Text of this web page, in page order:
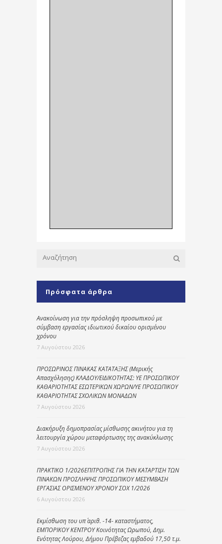
Πρόσφατα άρθρα
Ανακοίνωση για την πρόσληψη προσωπικού με
σύμβαση εργασίας ιδιωτικού δικαίου ορισμένου
χρόνου
7 Αυγούστου 2026
ΠΡΟΣΩΡΙΝΟΣ ΠΙΝΑΚΑΣ ΚΑΤΑΤΑΞΗΣ (Μερικής
Απασχόλησης) ΚΛΑΔΟΥ/ΕΙΔΙΚΟΤΗΤΑΣ: ΥΕ ΠΡΟΣΩΠΙΚΟΥ
ΚΑΘΑΡΙΟΤΗΤΑΣ ΕΣΩΤΕΡΙΚΩΝ ΧΩΡΩΝ/ΥΕ ΠΡΟΣΩΠΙΚΟΥ
ΚΑΘΑΡΙΟΤΗΤΑΣ ΣΧΟΛΙΚΩΝ ΜΟΝΑΔΩΝ
7 Αυγούστου 2026
Διακήρυξη δημοπρασίας μίσθωσης ακινήτου για τη
λειτουργία χώρου μεταφόρτωσης της ανακύκλωσης
7 Αυγούστου 2026
ΠΡΑΚΤΙΚΟ 1/2026ΕΠΙΤΡΟΠΗΣ ΓΙΑ ΤΗΝ ΚΑΤΑΡΤΙΣΗ ΤΩΝ
ΠΙΝΑΚΩΝ ΠΡΟΣΛΗΨΗΣ ΠΡΟΣΩΠΙΚΟΥ ΜΕΣΥΜΒΑΣΗ
ΕΡΓΑΣΙΑΣ ΟΡΙΣΜΕΝΟΥ ΧΡΟΝΟΥ ΣΟΧ 1/2026
6 Αυγούστου 2026
Εκμίσθωση του υπ΄ αριθ. -14- καταστήματος,
ΕΜΠΟΡΙΚΟΥ ΚΕΝΤΡΟΥ Κοινότητας Ωρωπού, Δημ.
Ενότητας Λούρου, Δήμου Πρέβεζας εμβαδού 17,50 τ.μ.